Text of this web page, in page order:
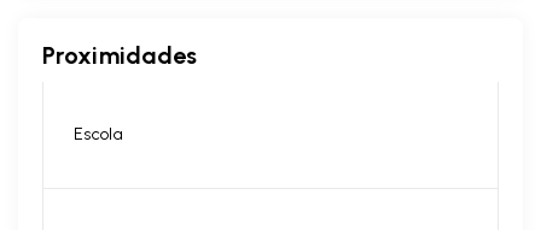
Proximidades
Escola